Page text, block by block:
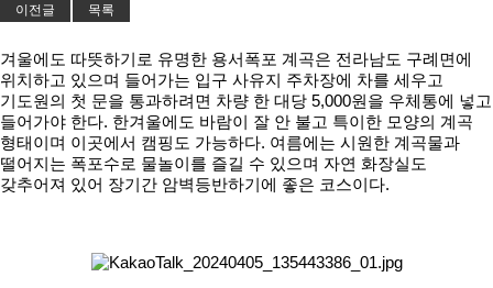
이전글 목록
겨울에도 따뜻하기로 유명한 용서폭포 계곡은 전라남도 구례면에
위치하고 있으며 들어가는 입구 사유지 주차장에 차를 세우고
기도원의 첫 문을 통과하려면 차량 한 대당 5,000원을 우체통에 넣고
들어가야 한다. 한겨울에도 바람이 잘 안 불고 특이한 모양의 계곡
형태이며 이곳에서 캠핑도 가능하다. 여름에는 시원한 계곡물과
떨어지는 폭포수로 물놀이를 즐길 수 있으며 자연 화장실도
갖추어져 있어 장기간 암벽등반하기에 좋은 코스이다.